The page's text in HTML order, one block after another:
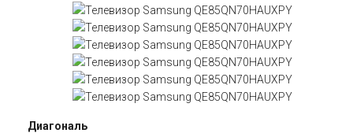
Диагональ